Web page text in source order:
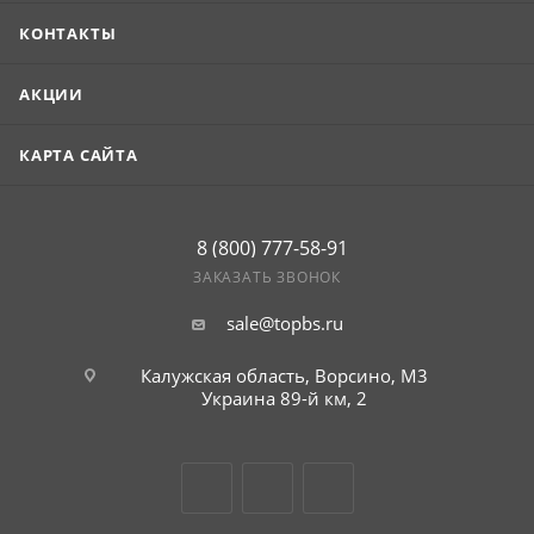
покрытию (Полиэстер), что гарантирует долгий срок
КОНТАКТЫ
АКЦИИ
КАРТА САЙТА
8 (800) 777-58-91
ЗАКАЗАТЬ ЗВОНОК
sale@topbs.ru
Калужская область, Ворсино, М3
Украина 89-й км, 2